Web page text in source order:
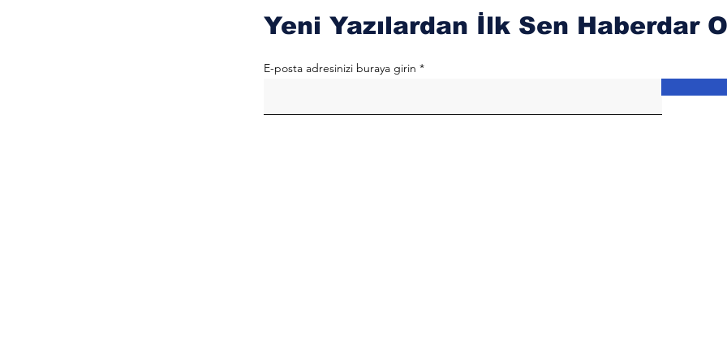
Yeni Yazılardan İlk Sen Haberdar
E-posta adresinizi buraya girin